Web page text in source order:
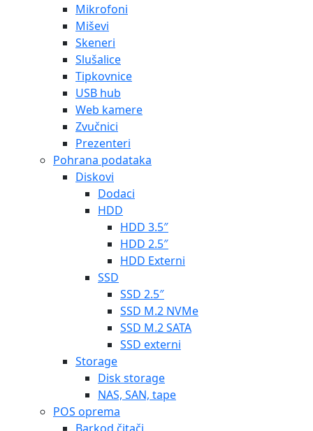
Mikrofoni
Miševi
Skeneri
Slušalice
Tipkovnice
USB hub
Web kamere
Zvučnici
Prezenteri
Pohrana podataka
Diskovi
Dodaci
HDD
HDD 3.5″
HDD 2.5″
HDD Externi
SSD
SSD 2.5″
SSD M.2 NVMe
SSD M.2 SATA
SSD externi
Storage
Disk storage
NAS, SAN, tape
POS oprema